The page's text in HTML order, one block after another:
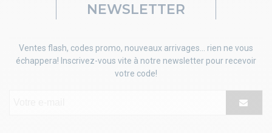
NEWSLETTER
Ventes flash, codes promo, nouveaux arrivages... rien ne vous
échappera! Inscrivez-vous vite à notre newsletter pour recevoir
votre code!